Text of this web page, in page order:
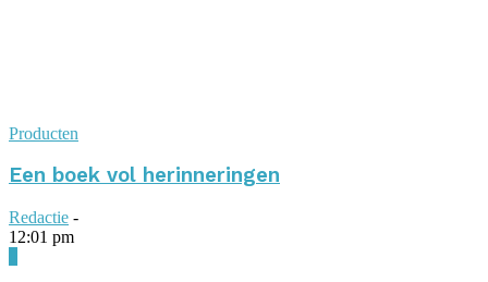
Producten
Een boek vol herinneringen
Redactie -
12:01 pm